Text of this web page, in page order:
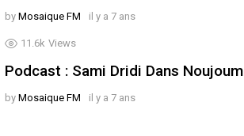
by Mosaique FM il y a 7 ans
11.6k Views
Podcast : Sami Dridi Dans Noujoum
by Mosaique FM il y a 7 ans